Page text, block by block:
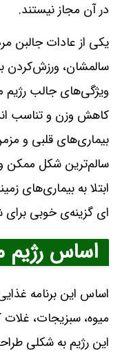
در آن مجاز نیستند.
یکی از عادات جالبن
سالمشان، ورزش‌کردن
ویژگی‌های جالب رژیم
کاهش وزن و تناسب
بیماری‌های قلبی و
سالم‌ترین شکل ممکن
ابتلا به بیماری‌های
ای گزینه‌ی خوبی برای
اساس رژیم
اساس این برنامه
میوه، سبزیجات،
این رژیم به‌ شکلی